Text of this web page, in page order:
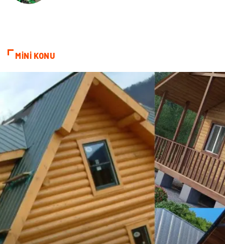
televizyon
Bebek Giyim Dernekler ve Birlikler
çiçek İnternet
Tarım & Hayvancılık Endüstriyel Ürünler
MİNİ KONU